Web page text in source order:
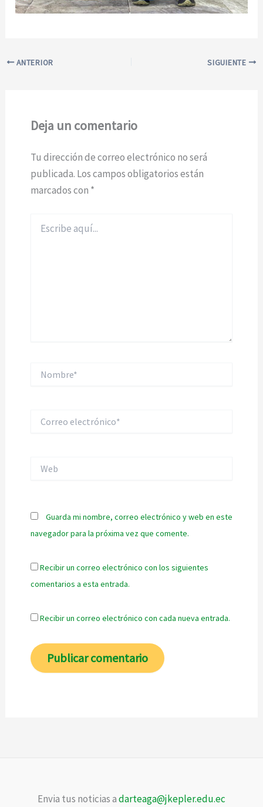
ANTERIOR SIGUIENTE
Deja un comentario
Tu dirección de correo electrónico no será
publicada. Los campos obligatorios están
marcados con *
aquí...
electrónico*
Guarda mi nombre, correo electrónico y web en este
navegador para la próxima vez que comente.
Recibir un correo electrónico con los siguientes
comentarios a esta entrada.
Recibir un correo electrónico con cada nueva entrada.
Envia tus noticias adarteaga@jkepler.edu.ec